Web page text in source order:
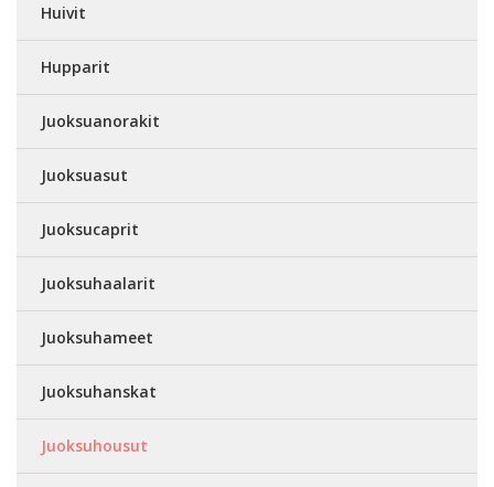
Huivit
Hupparit
Juoksuanorakit
Juoksuasut
Juoksucaprit
Juoksuhaalarit
Juoksuhameet
Juoksuhanskat
Juoksuhousut